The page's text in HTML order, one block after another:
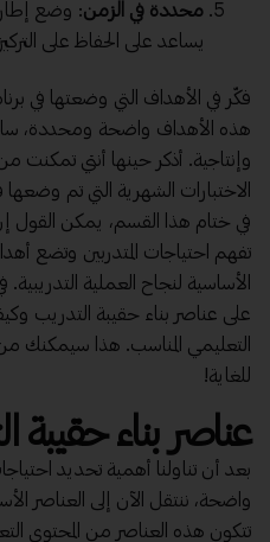
محددة في الزمن: وضع إطار
يساعد على الحفاظ على
فكّر في الأهداف التي وضعتها في
هذه الأهداف واضحة ومحددة،
وإنتاجية. أذكر حينها أنني
الاختبارات الشهرية التي تم
في ختام هذا القسم، يمكن القول
تفهم احتياجات المتدربين وتضع
الأساسية لنجاح العملية
على عناصر بناء حقيبة التدريب
التعليمي المناسب. هذا سيمكنك
للغاية!
عناصر بناء حقيبة
بعد أن تناولنا أهمية تحديد
واضحة، ننتقل الآن إلى العناصر
تتكون هذه العناصر من المحتوى